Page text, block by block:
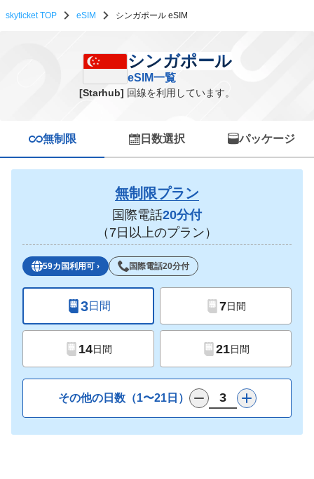
skyticket TOP eSIM シンガポール eSIM
シンガポール eSIM一覧
シンガポール
eSIM一覧
[Starhub] 回線を利用しています。
無制限 日数選択 パッケージ
無制限プラン
国際電話20分付
（7日以上のプラン）
59カ国利用可 › 国際電話20分付
3日間 7日間
14日間 21日間
その他の日数（1〜21日）